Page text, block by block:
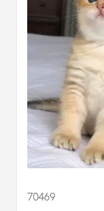
70469